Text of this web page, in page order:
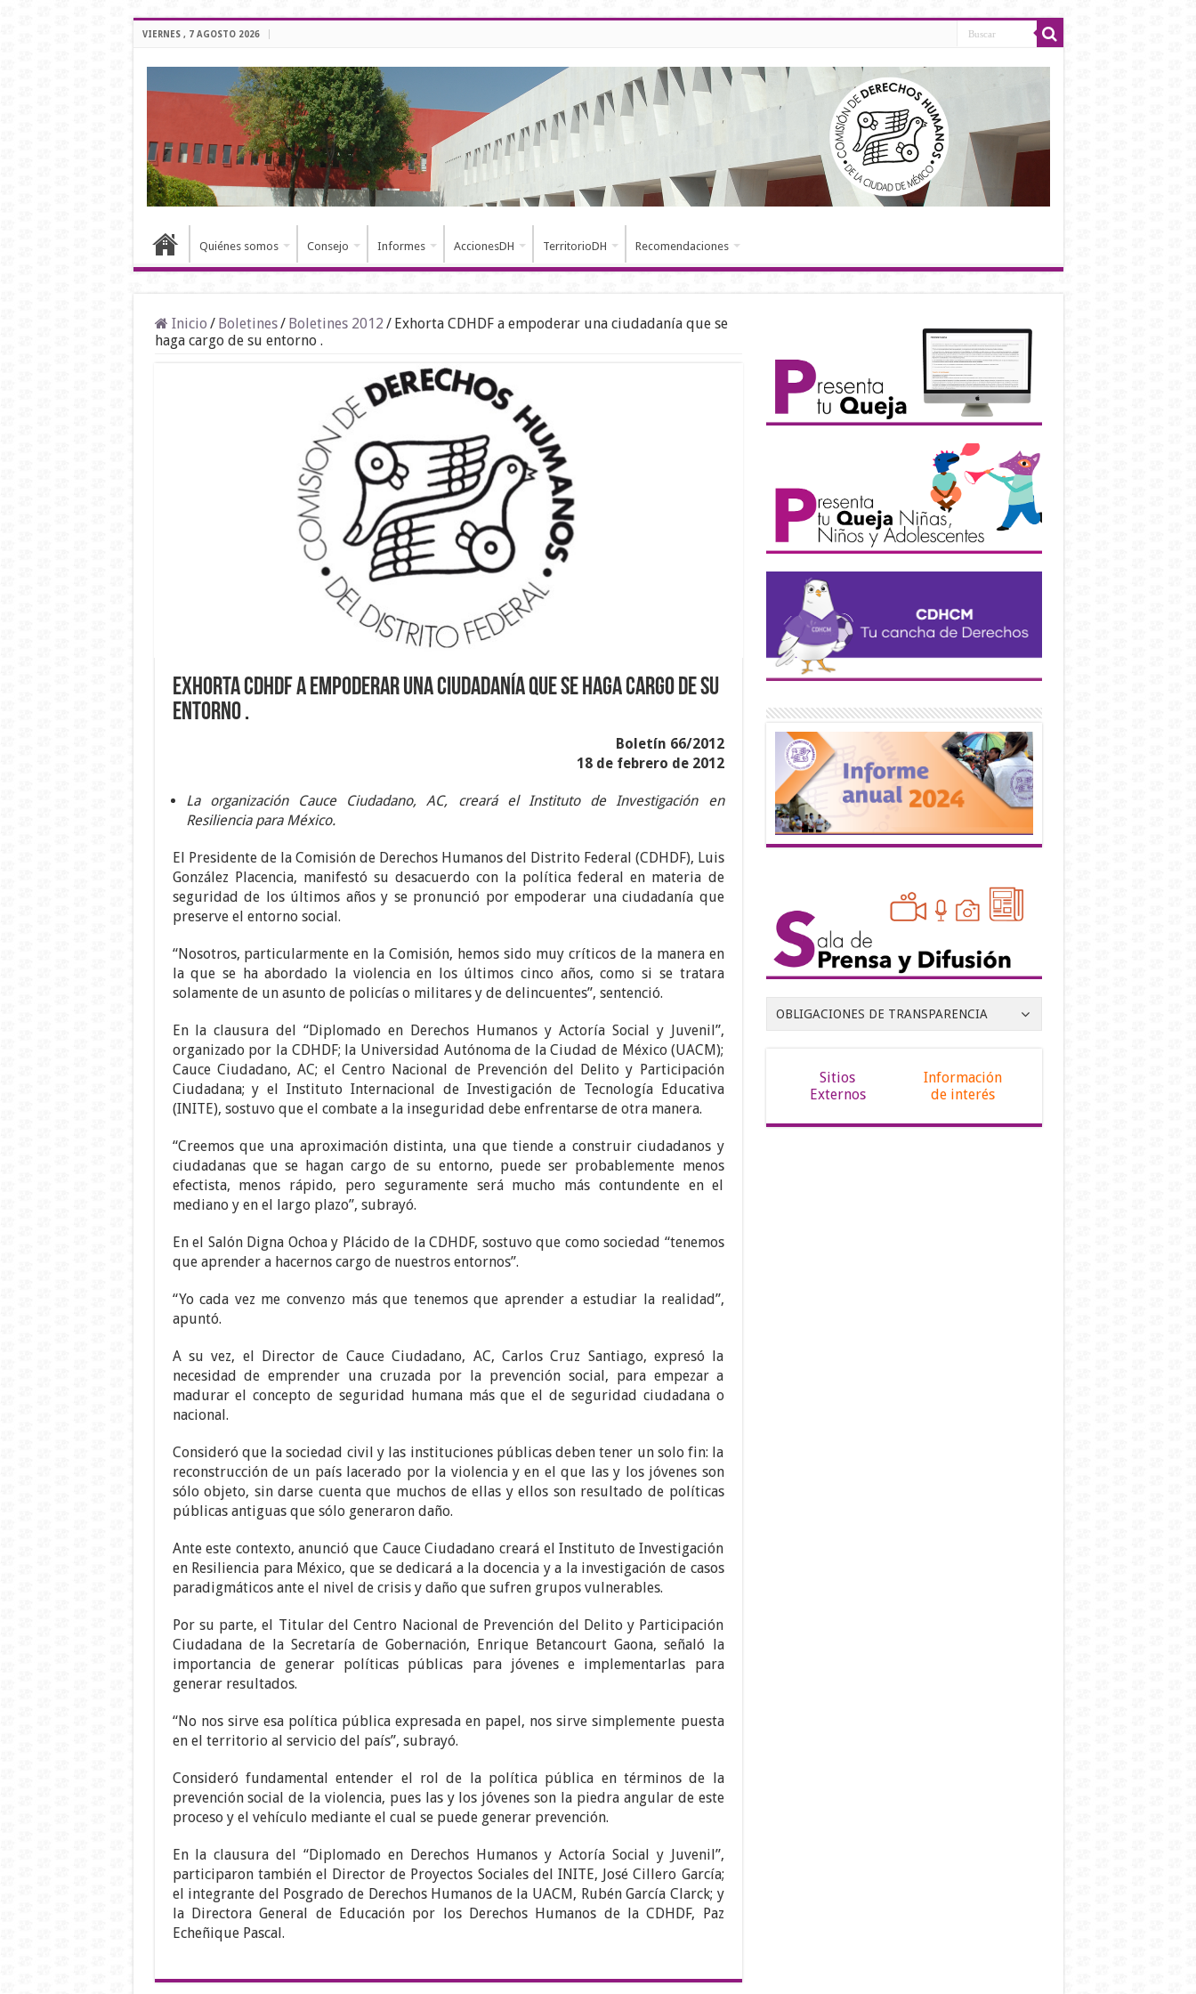
VIERNES , 7 AGOSTO 2026
Quiénes somos Consejo Informes AccionesDH TerritorioDH Recomendaciones
Inicio / Boletines/ Boletines 2012 / Exhorta CDHDF a empoderar una ciudadanía que se
haga cargo de su entorno .
Exhorta CDHDF a empoderar una ciudadanía que se haga cargo de su
entorno .
Boletín 66/2012
18 de febrero de 2012
La organización Cauce Ciudadano, AC, creará el Instituto de Investigación en
Resiliencia para México.
El Presidente de la Comisión de Derechos Humanos del Distrito Federal (CDHDF), Luis
González Placencia, manifestó su desacuerdo con la política federal en materia de
seguridad de los últimos años y se pronunció por empoderar una ciudadanía que
preserve el entorno social.
“Nosotros, particularmente en la Comisión, hemos sido muy críticos de la manera en
la que se ha abordado la violencia en los últimos cinco años, como si se tratara
solamente de un asunto de policías o militares y de delincuentes”, sentenció.
En la clausura del “Diplomado en Derechos Humanos y Actoría Social y Juvenil”,
organizado por la CDHDF; la Universidad Autónoma de la Ciudad de México (UACM);
Cauce Ciudadano, AC; el Centro Nacional de Prevención del Delito y Participación
Ciudadana; y el Instituto Internacional de Investigación de Tecnología Educativa
(INITE), sostuvo que el combate a la inseguridad debe enfrentarse de otra manera.
“Creemos que una aproximación distinta, una que tiende a construir ciudadanos y
ciudadanas que se hagan cargo de su entorno, puede ser probablemente menos
efectista, menos rápido, pero seguramente será mucho más contundente en el
mediano y en el largo plazo”, subrayó.
En el Salón Digna Ochoa y Plácido de la CDHDF, sostuvo que como sociedad “tenemos
que aprender a hacernos cargo de nuestros entornos”.
“Yo cada vez me convenzo más que tenemos que aprender a estudiar la realidad”,
apuntó.
A su vez, el Director de Cauce Ciudadano, AC, Carlos Cruz Santiago, expresó la
necesidad de emprender una cruzada por la prevención social, para empezar a
madurar el concepto de seguridad humana más que el de seguridad ciudadana o
nacional.
Consideró que la sociedad civil y las instituciones públicas deben tener un solo fin: la
reconstrucción de un país lacerado por la violencia y en el que las y los jóvenes son
sólo objeto, sin darse cuenta que muchos de ellas y ellos son resultado de políticas
públicas antiguas que sólo generaron daño.
Ante este contexto, anunció que Cauce Ciudadano creará el Instituto de Investigación
en Resiliencia para México, que se dedicará a la docencia y a la investigación de casos
paradigmáticos ante el nivel de crisis y daño que sufren grupos vulnerables.
Por su parte, el Titular del Centro Nacional de Prevención del Delito y Participación
Ciudadana de la Secretaría de Gobernación, Enrique Betancourt Gaona, señaló la
importancia de generar políticas públicas para jóvenes e implementarlas para
generar resultados.
“No nos sirve esa política pública expresada en papel, nos sirve simplemente puesta
en el territorio al servicio del país”, subrayó.
Consideró fundamental entender el rol de la política pública en términos de la
prevención social de la violencia, pues las y los jóvenes son la piedra angular de este
proceso y el vehículo mediante el cual se puede generar prevención.
En la clausura del “Diplomado en Derechos Humanos y Actoría Social y Juvenil”,
participaron también el Director de Proyectos Sociales del INITE, José Cillero García;
el integrante del Posgrado de Derechos Humanos de la UACM, Rubén García Clarck; y
la Directora General de Educación por los Derechos Humanos de la CDHDF, Paz
Echeñique Pascal.
OBLIGACIONES DE TRANSPARENCIA
Sitios
Externos
Información
de interés